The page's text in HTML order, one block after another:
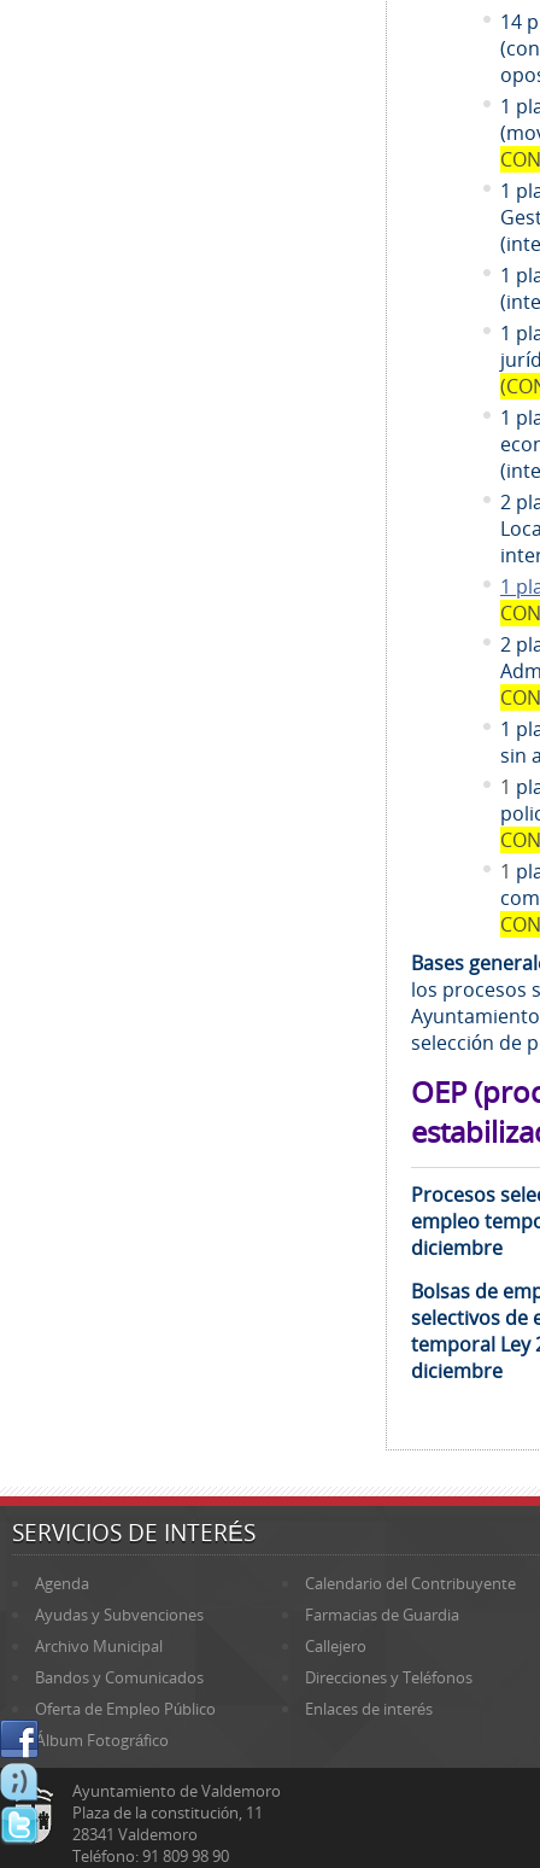
14
1
1
1
1
1
2
1
2
1
sin
1
1
Bases
los procesos
selección de
OEP
Procesos
empleo
diciembre
Bolsas de
selectivos de
temporal Ley
diciembre
SERVICIOS DE INTERÉS
Agenda
Calendario del Contribuyente
Ayudas y Subvenciones
Farmacias de Guardia
Archivo Municipal
Callejero
Bandos y Comunicados
Direcciones y Teléfonos
Oferta de Empleo Público
Enlaces de interés
Álbum Fotográfico
Ayuntamiento de Valdemoro
Plaza de la constitución, 11
28341 Valdemoro
Teléfono: 91 809 98 90